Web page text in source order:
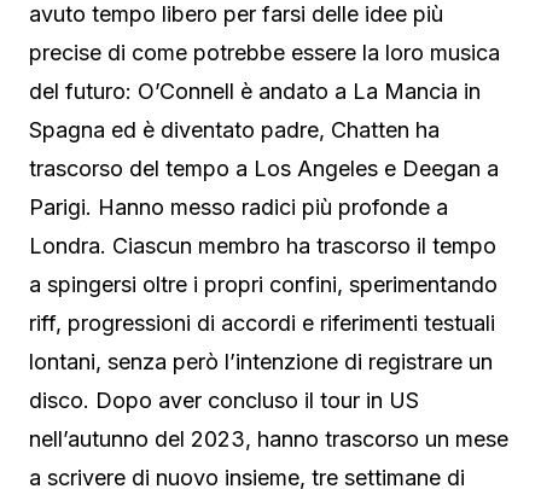
avuto tempo libero per farsi delle idee più
precise di come potrebbe essere la loro musica
del futuro: O’Connell è andato a La Mancia in
Spagna ed è diventato padre, Chatten ha
trascorso del tempo a Los Angeles e Deegan a
Parigi. Hanno messo radici più profonde a
Londra. Ciascun membro ha trascorso il tempo
a spingersi oltre i propri confini, sperimentando
riff, progressioni di accordi e riferimenti testuali
lontani, senza però l’intenzione di registrare un
disco. Dopo aver concluso il tour in US
nell’autunno del 2023, hanno trascorso un mese
a scrivere di nuovo insieme, tre settimane di